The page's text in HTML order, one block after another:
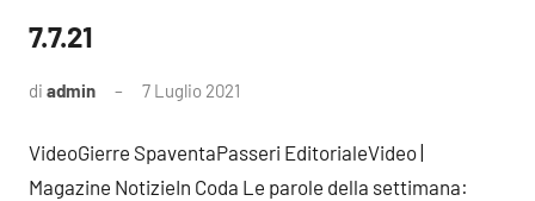
7.7.21
di admin 7 Luglio 2021
VideoGierre SpaventaPasseri EditorialeVideo |
Magazine NotizieIn Coda Le parole della settimana: